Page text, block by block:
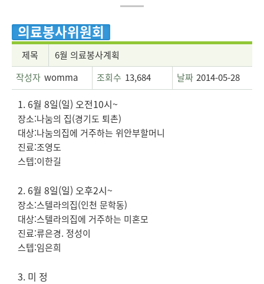
의료봉사위원회
제목
6월 의료봉사계획
작성자 womma 조회수 13,684 날짜 2014-05-28
1. 6월 8일(일) 오전10시~
장소:나눔의 집(경기도 퇴촌)
대상:나눔의집에 거주하는 위안부할머니
진료:조영도
스텝:이한길
2. 6월 8일(일) 오후2시~
장소:스텔라의집(인천 문학동)
대상:스텔라의집에 거주하는 미혼모
진료:류은경. 정성이
스텝:임은희
3. 미 정